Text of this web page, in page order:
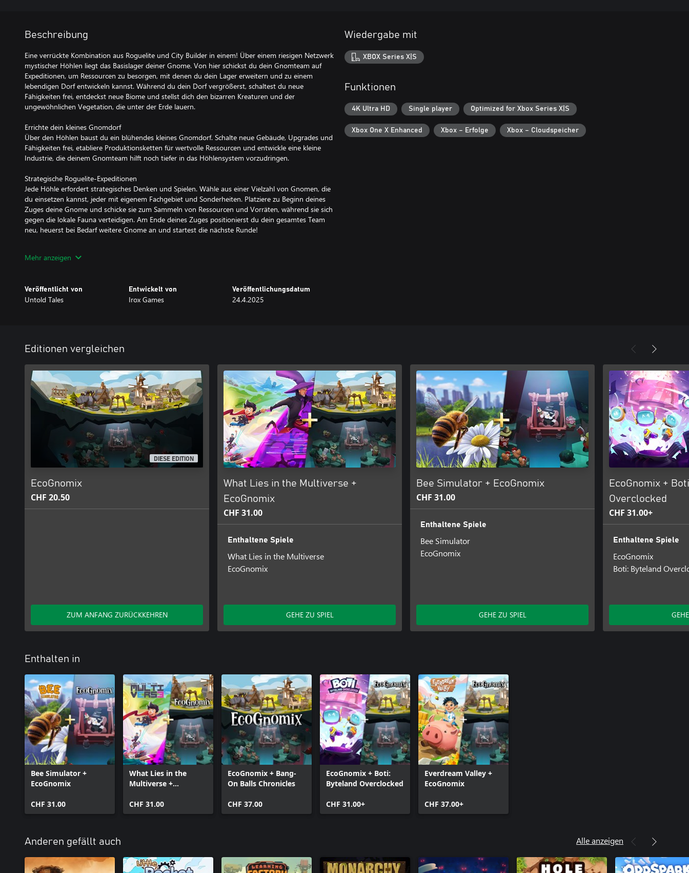
Beschreibung
Eine verrückte Kombination aus Roguelite und City Builder in einem! Über einem riesigen Netzwerk
mystischer Höhlen liegt das Basislager deiner Gnome. Von hier schickst du dein Gnomteam auf
Expeditionen, um Ressourcen zu besorgen, mit denen du dein Lager erweitern und zu einem
lebendigen Dorf entwickeln kannst. Während du dein Dorf vergrößerst, schaltest du neue
Fähigkeiten frei, entdeckst neue Biome und stellst dich den bizarren Kreaturen und der
ungewöhnlichen Vegetation, die unter der Erde lauern.
Errichte dein kleines Gnomdorf
Über den Höhlen baust du ein blühendes kleines Gnomdorf. Schalte neue Gebäude, Upgrades und
Fähigkeiten frei, etabliere Produktionsketten für wertvolle Ressourcen und entwickle eine kleine
Industrie, die deinem Gnomteam hilft noch tiefer in das Höhlensystem vorzudringen.
Strategische Roguelite-Expeditionen
Jede Höhle erfordert strategisches Denken und Spielen. Wähle aus einer Vielzahl von Gnomen, die
du einsetzen kannst, jeder mit eigenem Fachgebiet und Sonderheiten. Platziere zu Beginn deines
Zuges deine Gnome und schicke sie zum Sammeln von Ressourcen und Vorräten, während sie sich
gegen die lokale Fauna verteidigen. Am Ende deines Zuges positionierst du dein gesamtes Team
neu, heuerst bei Bedarf weitere Gnome an und startest die nächste Runde!
deinen Vorräten. Du entscheidest ob es sich lohnt noch eine Runde zu bleiben oder ob es Zeit ist
Ein anderes Team für jede Expedition
Upgrades zu, die sich auf unerwartete Weise kombinieren lassen, und entdecke wie die
verschiedenen Gnome zusammenarbeiten.
Fortschritt mit jeder Expedition
Egal wie deine Expedition endet, deine Gnomen schaffen es immer deine Ressourcen in dein Dorf
zurückzubringen. Je tiefer du in die Höhlen vordringst, desto mehr wertvolle Ressourcen kannst du
sammeln, aber egal, wie die Expedition ausgeht, du wirst nicht mit leeren Händen zurückkehren.
Mehr anzeigen
Veröffentlicht von
Untold Tales
Entwickelt von
Irox Games
Veröffentlichungsdatum
24.4.2025
Wiedergabe mit
XBOX Series X|S
Funktionen
4K Ultra HD Single player Optimized for Xbox Series X|S
Xbox One X Enhanced Xbox – Erfolge Xbox – Cloudspeicher
Editionen vergleichen
DIESE EDITION
EcoGnomix
CHF 20.50
ZUM ANFANG ZURÜCKKEHREN
What Lies in the Multiverse +
EcoGnomix
CHF 31.00
Enthaltene Spiele
What Lies in the Multiverse
EcoGnomix
GEHE ZU SPIEL
Bee Simulator + EcoGnomix
CHF 31.00
Enthaltene Spiele
Bee Simulator
EcoGnomix
GEHE ZU SPIEL
EcoGnomix +
Overclocked
CHF 31.00+
Enthaltene Spiele
EcoGnomix
Boti: Byteland
Enthalten in
Bee Simulator +
EcoGnomix
CHF 31.00
What Lies in the
Multiverse +
CHF 31.00
EcoGnomix + Bang-
On Balls Chronicles
CHF 37.00
EcoGnomix + Boti:
Byteland Overclocked
CHF 31.00+
Everdream Valley +
EcoGnomix
CHF 37.00+
Anderen gefällt auch Alle anzeigen